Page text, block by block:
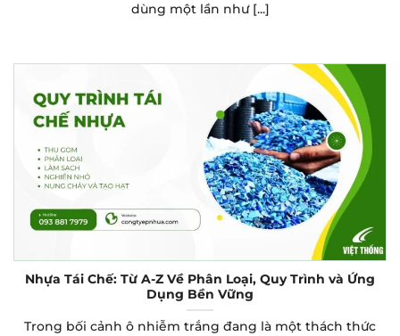
dùng một lần như [...]
Nhựa Tái Chế: Từ A-Z Về Phân Loại, Quy Trình và Ứng
Dụng Bền Vững
Trong bối cảnh ô nhiễm trắng đang là một thách thức